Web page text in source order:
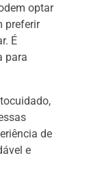
optar
preferir
É
para
de
e